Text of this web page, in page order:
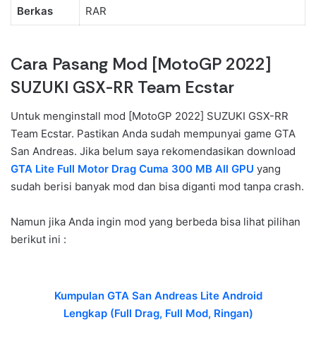
Berkas RAR
Cara Pasang Mod [MotoGP 2022]
SUZUKI GSX-RR Team Ecstar
Untuk menginstall mod [MotoGP 2022] SUZUKI GSX-RR
Team Ecstar. Pastikan Anda sudah mempunyai game GTA
San Andreas. Jika belum saya rekomendasikan download
GTA Lite Full Motor Drag Cuma 300 MB All GPU yang
sudah berisi banyak mod dan bisa diganti mod tanpa crash.
Namun jika Anda ingin mod yang berbeda bisa lihat pilihan
berikut ini :
Kumpulan GTA San Andreas Lite Android
Lengkap (Full Drag, Full Mod, Ringan)